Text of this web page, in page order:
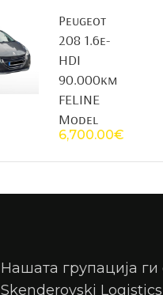
Peugeot
208 1.6e-
HDI
90.000km
FELINE
Model
6,700.00€
Нашата групација
Skenderovski